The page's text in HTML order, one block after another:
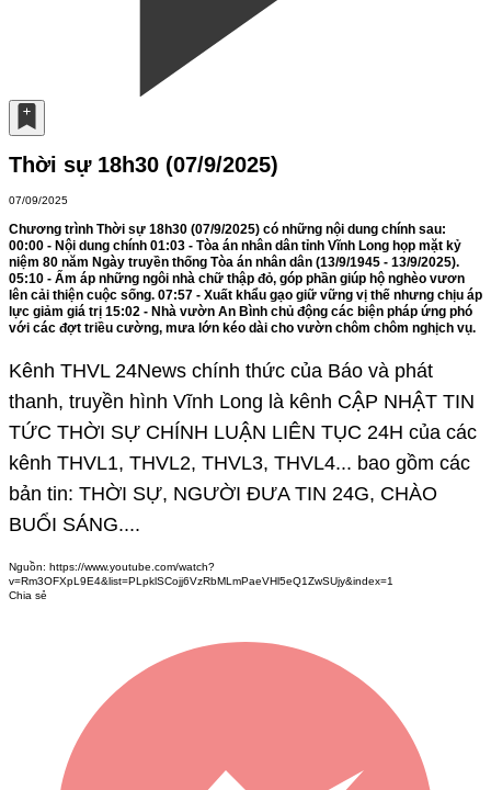
Thời sự 18h30 (07/9/2025)
07/09/2025
Chương trình Thời sự 18h30 (07/9/2025) có những nội dung chính sau:
00:00 - Nội dung chính 01:03 - Tòa án nhân dân tỉnh Vĩnh Long họp mặt kỷ
niệm 80 năm Ngày truyền thống Tòa án nhân dân (13/9/1945 - 13/9/2025).
05:10 - Ấm áp những ngôi nhà chữ thập đỏ, góp phần giúp hộ nghèo vươn
lên cải thiện cuộc sống. 07:57 - Xuất khẩu gạo giữ vững vị thế nhưng chịu áp
lực giảm giá trị 15:02 - Nhà vườn An Bình chủ động các biện pháp ứng phó
với các đợt triều cường, mưa lớn kéo dài cho vườn chôm chôm nghịch vụ.
Kênh THVL 24News chính thức của Báo và phát
thanh, truyền hình Vĩnh Long là kênh CẬP NHẬT TIN
TỨC THỜI SỰ CHÍNH LUẬN LIÊN TỤC 24H của các
kênh THVL1, THVL2, THVL3, THVL4... bao gồm các
bản tin: THỜI SỰ, NGƯỜI ĐƯA TIN 24G, CHÀO
BUỔI SÁNG....
Nguồn: https://www.youtube.com/watch?
v=Rm3OFXpL9E4&list=PLpklSCojj6VzRbMLmPaeVHl5eQ1ZwSUjy&index=1
Chia sẻ